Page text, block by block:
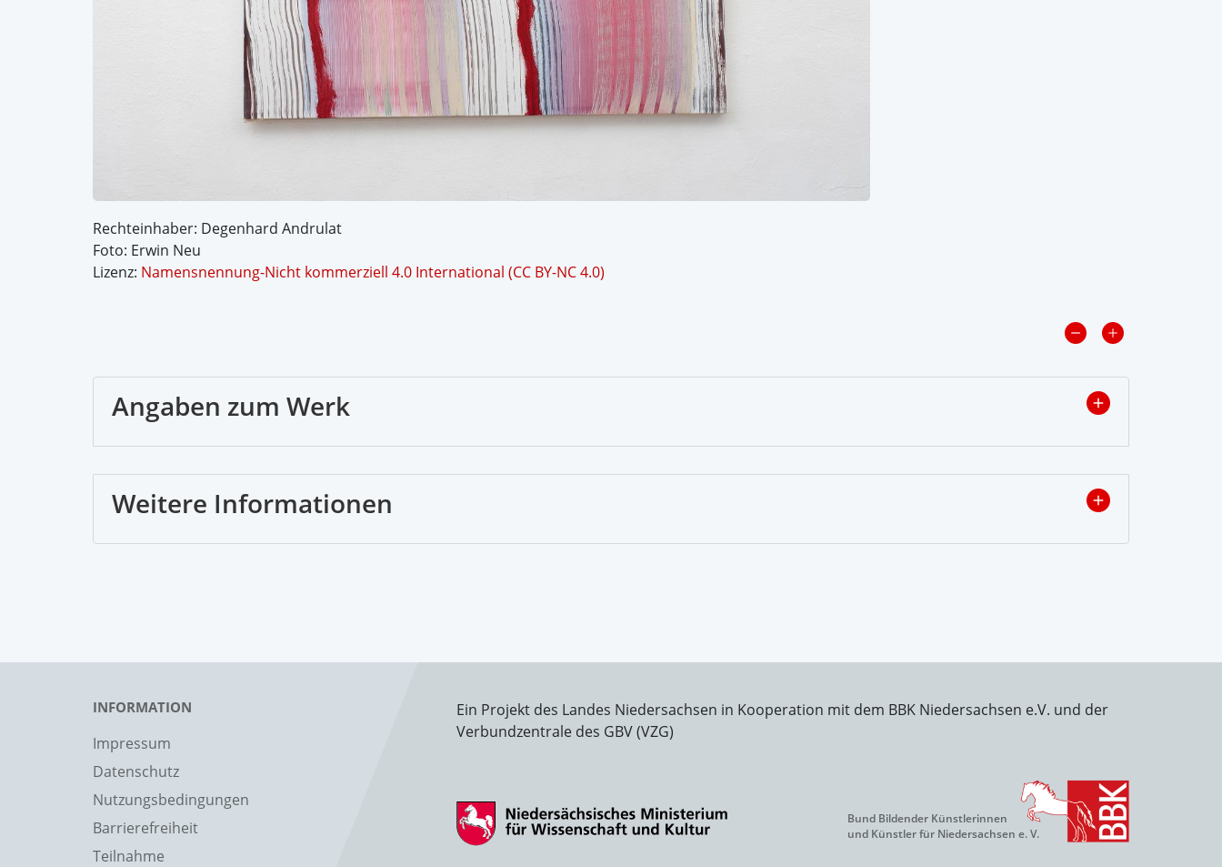
Rechteinhaber: Degenhard Andrulat
Foto: Erwin Neu
Lizenz: Namensnennung-Nicht kommerziell 4.0 International (CC BY-NC 4.0)
Angaben zum Werk
Weitere Informationen
INFORMATION
Impressum
Datenschutz
Nutzungsbedingungen
Barrierefreiheit
Teilnahme
Ein Projekt des Landes Niedersachsen in Kooperation mit dem BBK Niedersachsen e.V. und der
Verbundzentrale des GBV (VZG)
Bund Bildender Künstlerinnen
und Künstler für Niedersachsen e. V.